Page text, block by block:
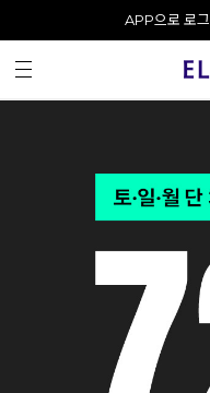
오전 10시
회원가입
카카오 채
APP으로 로